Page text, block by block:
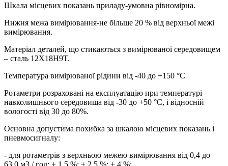
Шкала місцевих показань приладу-умовна рівномірна.
Нижня межа вимірювання-не більше 20 % від верхньої межі
вимірювання.
Матеріал деталей, що стикаються з вимірюваної середовищем
– сталь 12Х18Н9Т.
Температура вимірюваної рідини від -40 до +150 °С
Ротаметри розраховані на експлуатацію при температурі
навколишнього середовища від -30 до +50 °С, і відносній
вологості від 30 до 80%.
Основна допустима похибка за шкалою місцевих показань і
пневмосигналу:
- для ротаметрів з верхньою межею вимірювання від 0,4 до
63,0 м3 / год: ± 1,5 %; ± 2,5 %; ± 4 %;